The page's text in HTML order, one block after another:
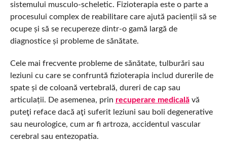
sistemului musculo-scheletic. Fizioterapia este o parte a
procesului complex de reabilitare care ajută pacienții să se
ocupe și să se recupereze dintr-o gamă largă de
diagnostice și probleme de sănătate.
Cele mai frecvente probleme de sănătate, tulburări sau
leziuni cu care se confruntă fizioterapia includ durerile de
spate și de coloană vertebrală, dureri de cap sau
articulații. De asemenea, prin recuperare medicalăvă
puteţi reface dacă aţi suferit leziuni sau boli degenerative
sau neurologice, cum ar fi artroza, accidentul vascular
cerebral sau entezopatia.